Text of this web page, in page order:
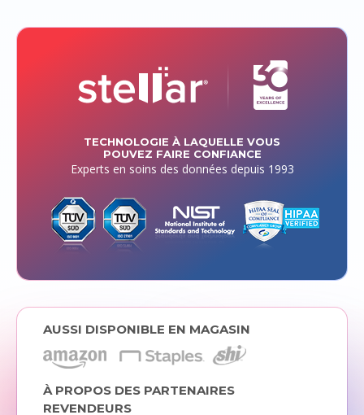
TECHNOLOGIE À LAQUELLE VOUS
POUVEZ FAIRE CONFIANCE
Experts en soins des données depuis 1993
AUSSI DISPONIBLE EN MAGASIN
À PROPOS DES PARTENAIRES
REVENDEURS